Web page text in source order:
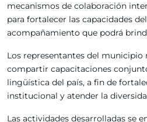
mecanismos de colaboración
para fortalecer las capacidades
acompañamiento que podrá
Los representantes del
compartir capacitaciones
lingüística del país, a fin de
institucional y atender la
Las actividades desarrolladas se